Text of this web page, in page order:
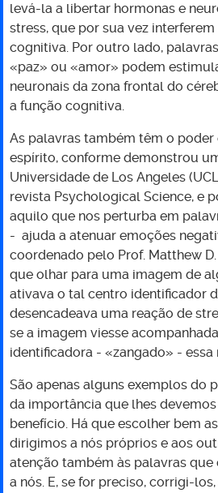
levá-la a libertar hormonas e
stress, que por sua vez
cognitiva. Por outro lado,
«paz» ou «amor» podem
neuronais da zona frontal do
a função cognitiva.
As palavras também têm o poder
espírito, conforme demonstrou
Universidade de Los Angeles
revista Psychological Science, e
aquilo que nos perturba em
- ajuda a atenuar emoções
coordenado pelo Prof. Matthew
que olhar para uma imagem de
ativava o tal centro identificador
desencadeava uma reação de
se a imagem viesse
identificadora - «zangado» - essa
São apenas alguns exemplos do
da importância que lhes devemos
benefício. Há que escolher bem
dirigimos a nós próprios e aos
atenção também às palavras
a nós. E, se for preciso, corrigi-